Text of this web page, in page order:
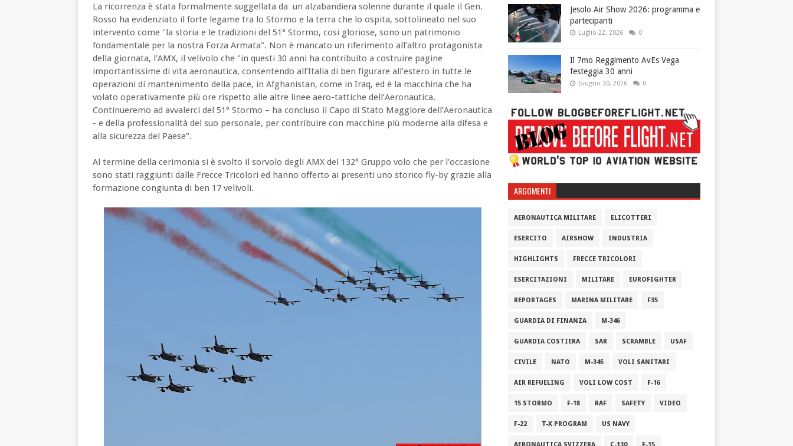
La ricorrenza è stata formalmente suggellata da un alzabandiera solenne durante il quale il Gen.
Rosso ha evidenziato il forte legame tra lo Stormo e la terra che lo ospita, sottolineato nel suo
intervento come "la storia e le tradizioni del 51° Stormo, cosi gloriose, sono un patrimonio
fondamentale per la nostra Forza Armata". Non è mancato un riferimento all’altro protagonista
della giornata, l’AMX, il velivolo che "in questi 30 anni ha contribuito a costruire pagine
importantissime di vita aeronautica, consentendo all’Italia di ben figurare all’estero in tutte le
operazioni di mantenimento della pace, in Afghanistan, come in Iraq, ed è la macchina che ha
volato operativamente più ore rispetto alle altre linee aero-tattiche dell’Aeronautica.
Continueremo ad avvalerci del 51° Stormo – ha concluso il Capo di Stato Maggiore dell’Aeronautica
- e della professionalità del suo personale, per contribuire con macchine più moderne alla difesa e
alla sicurezza del Paese".
Al termine della cerimonia si è svolto il sorvolo degli AMX del 132° Gruppo volo che per l’occasione
sono stati raggiunti dalle Frecce Tricolori ed hanno offerto ai presenti uno storico fly-by grazie alla
formazione congiunta di ben 17 velivoli.
Jesolo Air Show 2026: programma e
partecipanti
Luglio 22, 2026 0
Il 7mo Reggimento AvEs Vega
festeggia 30 anni
Giugno 30, 2026 0
ARGOMENTI
AERONAUTICA MILITARE ELICOTTERI
ESERCITO AIRSHOW INDUSTRIA
HIGHLIGHTS FRECCE TRICOLORI
ESERCITAZIONI MILITARE EUROFIGHTER
REPORTAGES MARINA MILITARE F35
GUARDIA DI FINANZA M-346
GUARDIA COSTIERA SAR SCRAMBLE USAF
CIVILE NATO M-345 VOLI SANITARI
AIR REFUELING VOLI LOW COST F-16
15 STORMO F-18 RAF SAFETY VIDEO
F-22 T-X PROGRAM US NAVY